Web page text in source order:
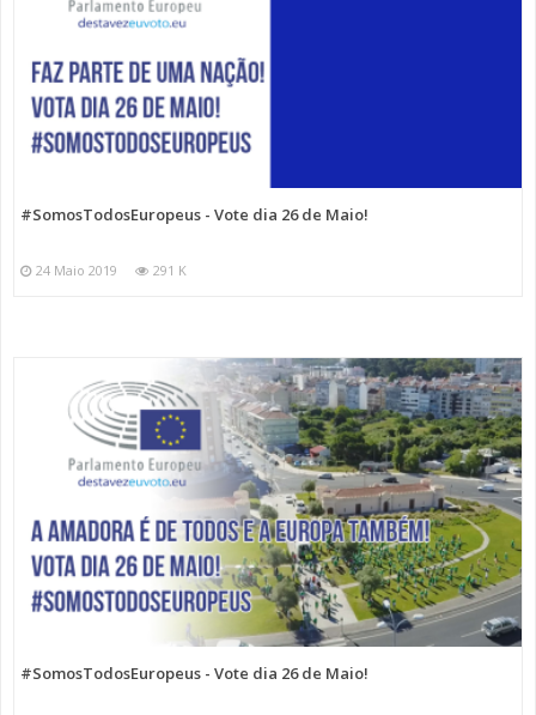
#SomosTodosEuropeus - Vote dia 26 de Maio!
24 Maio 2019 291 K
#SomosTodosEuropeus - Vote dia 26 de Maio!